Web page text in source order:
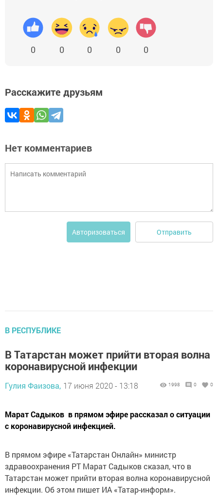
0 0 0 0 0
Расскажите друзьям
Нет комментариев
Авторизоваться Отправить
В РЕСПУБЛИКЕ
В Татарстан может прийти вторая волна
коронавирусной инфекции
Гулия Фаизова, 17 июня 2020 - 13:18 1998 0 0
Марат Садыков в прямом эфире рассказал о ситуации
с коронавирусной инфекцией.
В прямом эфире «Татарстан Онлайн» министр
здравоохранения РТ Марат Садыков сказал, что в
Татарстан может прийти вторая волна коронавирусной
инфекции. Об этом пишет ИА «Татар-информ».